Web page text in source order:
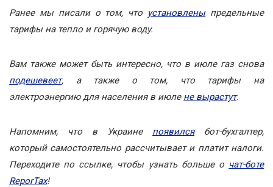
Ранее мы писали о том, что установленыпредельные
тарифы на тепло и горячую воду.
Вам также может быть интересно, что в июле газ снова
подешевеет, а также о том, что тарифы на
электроэнергию для населения в июле не вырастут.
Напомним, что в Украине появилсябот-бухгалтер,
который самостоятельно рассчитывает и платит налоги.
Переходите по ссылке, чтобы узнать больше о чат-боте
ReporTax!